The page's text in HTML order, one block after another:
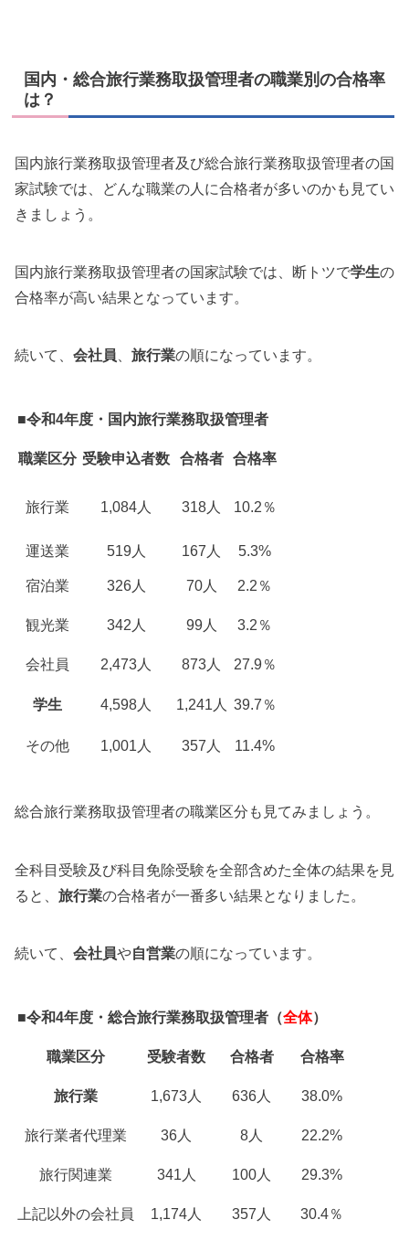
国内・総合旅行業務取扱管理者の職業別の合格率
は？
国内旅行業務取扱管理者及び総合旅行業務取扱管理者の国
家試験では、どんな職業の人に合格者が多いのかも見てい
きましょう。
国内旅行業務取扱管理者の国家試験では、断トツで学生の
合格率が高い結果となっています。
続いて、 会社員 旅行業の順になっています。
■令和4年度・国内旅行業務取扱管理者
職業区分 受験申込者数 合格者 合格率
旅行業 1,084人 318人 10.2％
運送業 519人 167人 5.3%
宿泊業 326人 70人 2.2％
観光業 342人 99人 3.2％
会社員 2,473人 873人 27.9％
学生 4,598人 1,241人 39.7％
その他 1,001人 357人 11.4%
総合旅行業務取扱管理者の職業区分も見てみましょう。
全科目受験及び科目免除受験を全部含めた全体の結果を見
ると、 旅行業の合格者が一番多い結果となりました。
続いて、 会社員や自営業の順になっています。
■令和4年度・総合旅行業務取扱管理者（全体）
職業区分 受験者数 合格者 合格率
旅行業 1,673人 636人 38.0%
旅行業者代理業 36人 8人 22.2%
旅行関連業 341人 100人 29.3%
上記以外の会社員 1,174人 357人 30.4％